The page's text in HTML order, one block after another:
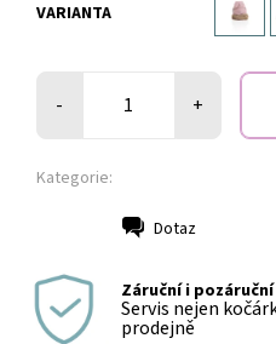
VARIANTA
- +
Kategorie:
Dotaz
Záruční i
Servis nejen
prodejně